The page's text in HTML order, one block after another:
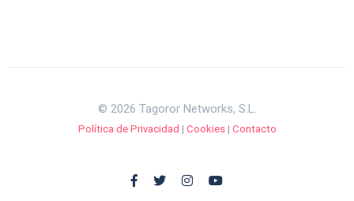
© 2026 Tagoror Networks, S.L.
Política de Privacidad | Cookies| Contacto